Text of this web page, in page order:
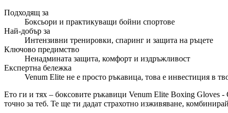
Подходящ за
Боксьори и практикуващи бойни спортове
Най-добър за
Интензивни тренировки, спаринг и защита на ръцете
Ключово предимство
Ненадмината защита, комфорт и издръжливост
Експертна бележка
Venum Elite не е просто ръкавица, това е инвестиция в
Ето ги и тях – боксовите ръкавици Venum Elite Boxing Gloves
точно за теб. Те ще ти дадат страхотно изживяване,